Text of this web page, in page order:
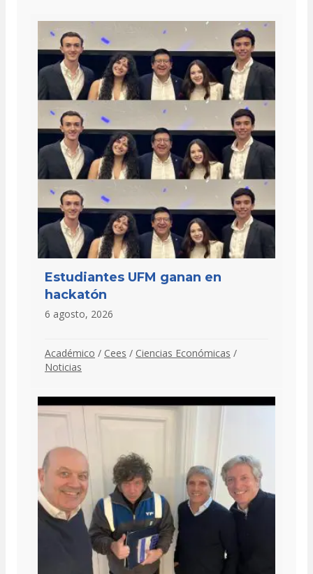
Estudiantes UFM ganan en
hackatón
6 agosto, 2026
Académico / Cees / Ciencias Económicas /
Noticias